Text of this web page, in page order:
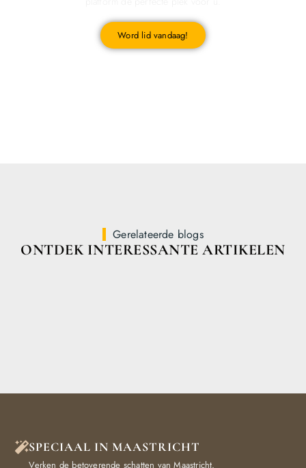
Word lid vandaag!
Gerelateerde blogs
ONTDEK INTERESSANTE ARTIKELEN
SPECIAAL IN MAASTRICHT
Verken de betoverende schatten van Maastricht.